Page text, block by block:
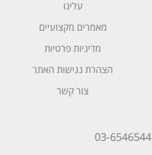
עלינו
מאמרים מקצועיים
מדיניות פרטיות
הצהרת נגישות האתר
צור קשר
03-6546544